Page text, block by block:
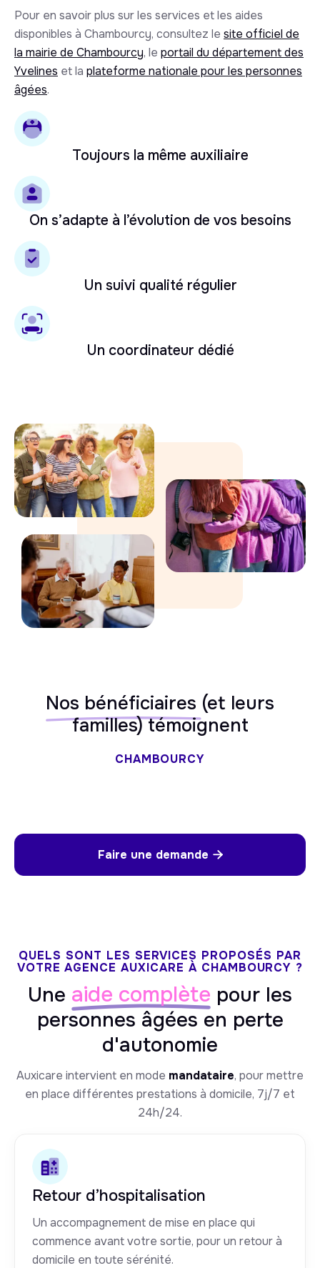
Pour en savoir plus sur les services et les aides
disponibles à Chambourcy, consultez le site officiel de
la mairie de Chambourcy, le portail du département des
Yvelines et la plateforme nationale pour les personnes
âgées.
Toujours la même auxiliaire
On s’adapte à l’évolution de vos besoins
Un suivi qualité régulier
Un coordinateur dédié
Nos bénéficiaires (et leurs
familles) témoignent
CHAMBOURCY
Faire une demande 
QUELS SONT LES SERVICES PROPOSÉS PAR
VOTRE AGENCE AUXICARE À CHAMBOURCY ?
Une aide complète pour les
personnes âgées en perte
d'autonomie
Auxicare intervient en mode mandataire, pour mettre
en place différentes prestations à domicile, 7j/7 et
24h/24.
Retour d’hospitalisation
Un accompagnement de mise en place qui
commence avant votre sortie, pour un retour à
domicile en toute sérénité.